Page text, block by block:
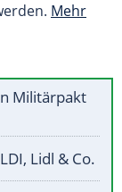
Mehr
Militärpakt
Lidl & Co.